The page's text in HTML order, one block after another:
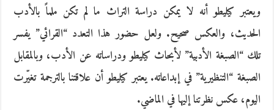
ويعتبر كيليطو أنه لا يمكن دراسة التراث ما لم تكن ملماً بالأدب
الحديث، والعكس صحيح. ولعل حضور هذا التعدد “القرائي” يفسر
تلك “الصبغة الأدبية” لأبحاث كيليطو ودراساته عن الأدب، وبالمقابل
الصبغة “التنظيرية” في إبداعاته. يعتبر كيليطو أن علاقتنا بالترجمة تغيّرت
اليوم، عكس نظرتنا إليها في الماضي.